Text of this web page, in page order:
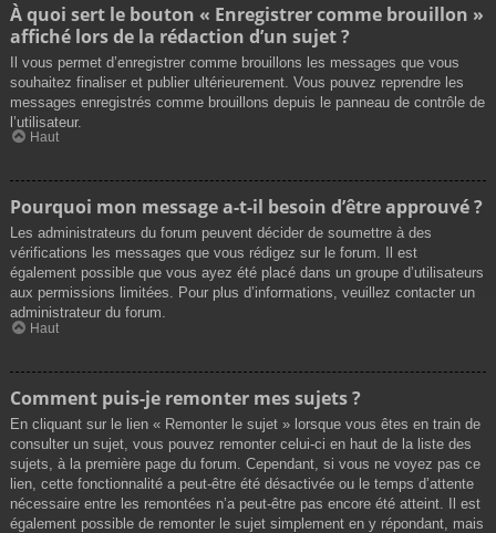
À quoi sert le bouton « Enregistrer comme brouillon »
affiché lors de la rédaction d’un sujet ?
Il vous permet d’enregistrer comme brouillons les messages que vous
souhaitez finaliser et publier ultérieurement. Vous pouvez reprendre les
messages enregistrés comme brouillons depuis le panneau de contrôle de
l’utilisateur.
Haut
Pourquoi mon message a-t-il besoin d’être approuvé ?
Les administrateurs du forum peuvent décider de soumettre à des
vérifications les messages que vous rédigez sur le forum. Il est
également possible que vous ayez été placé dans un groupe d’utilisateurs
aux permissions limitées. Pour plus d’informations, veuillez contacter un
administrateur du forum.
Haut
Comment puis-je remonter mes sujets ?
En cliquant sur le lien « Remonter le sujet » lorsque vous êtes en train de
consulter un sujet, vous pouvez remonter celui-ci en haut de la liste des
sujets, à la première page du forum. Cependant, si vous ne voyez pas ce
lien, cette fonctionnalité a peut-être été désactivée ou le temps d’attente
nécessaire entre les remontées n’a peut-être pas encore été atteint. Il est
également possible de remonter le sujet simplement en y répondant, mais